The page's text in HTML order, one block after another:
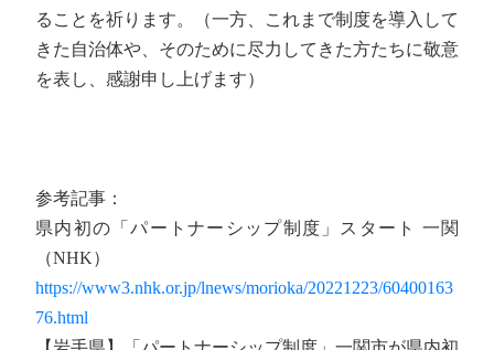
ることを祈ります。（一方、これまで制度を導入して
きた自治体や、そのために尽力してきた方たちに敬意
を表し、感謝申し上げます）
参考記事：
県内初の「パートナーシップ制度」スタート 一関
（NHK）
https://www3.nhk.or.jp/lnews/morioka/20221223/60400163
76.html